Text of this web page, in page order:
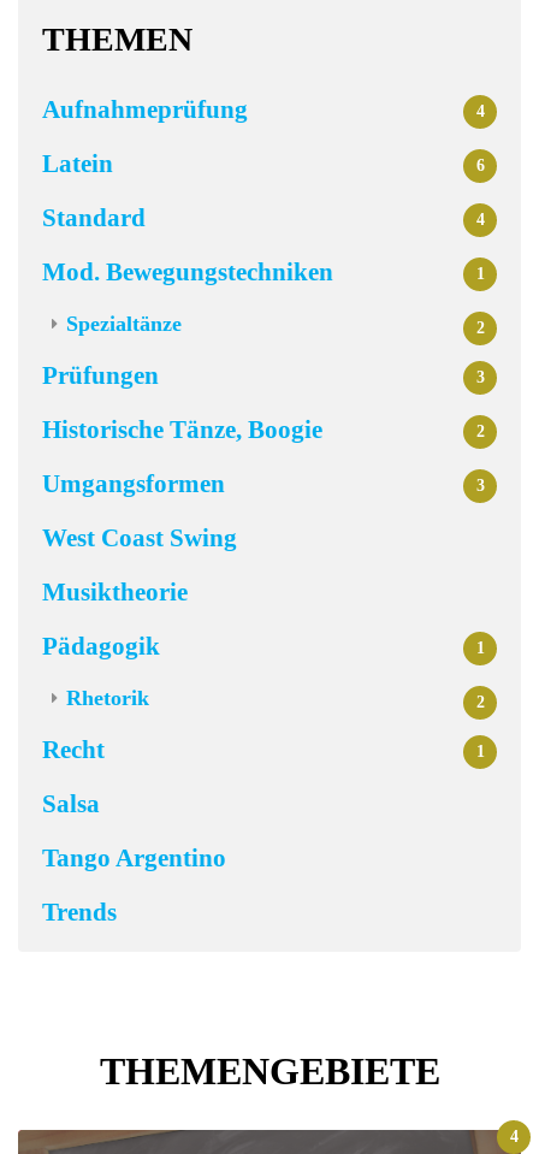
THEMEN
Aufnahmeprüfung 4
Latein 6
Standard 4
Mod. Bewegungstechniken 1
Spezialtänze 2
Prüfungen 3
Historische Tänze, Boogie 2
Umgangsformen 3
West Coast Swing
Musiktheorie
Pädagogik
1
Rhetorik 2
Recht 1
Salsa
Tango Argentino
Trends
THEMENGEBIETE
4